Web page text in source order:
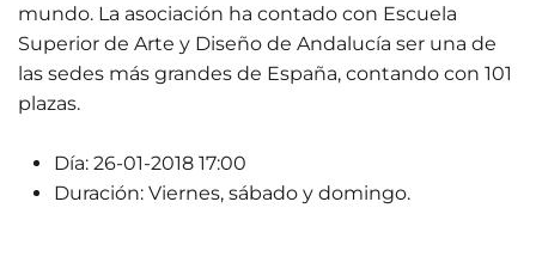
mundo. La asociación ha contado con Escuela
Superior de Arte y Diseño de Andalucía ser una de
las sedes más grandes de España, contando con 101
plazas.
Día: 26-01-2018 17:00
Duración: Viernes, sábado y domingo.